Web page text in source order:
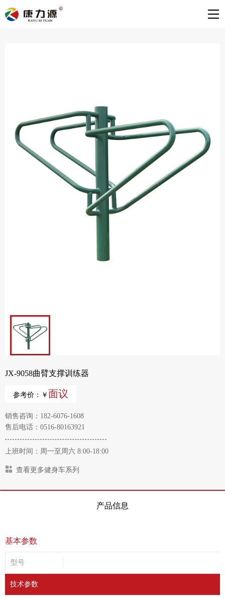
JX-9058曲臂支撑训练器
参考价：￥ 面议
销售咨询：182-6076-1608
售后电话：0516-80163921
上班时间：周一至周六 8:00-18:00
查看更多健身车系列
产品信息
基本参数
型号
技术参数